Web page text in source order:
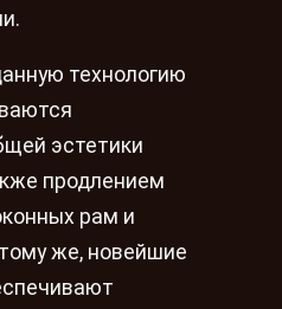
технологию
эстетики
продлением
рам и
же, новейшие